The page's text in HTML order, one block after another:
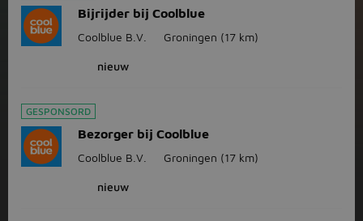
Bijrijder bij Coolblue
Coolblue B.V. Groningen (17 km)
nieuw
GESPONSORD
Bezorger bij Coolblue
Coolblue B.V. Groningen (17 km)
nieuw